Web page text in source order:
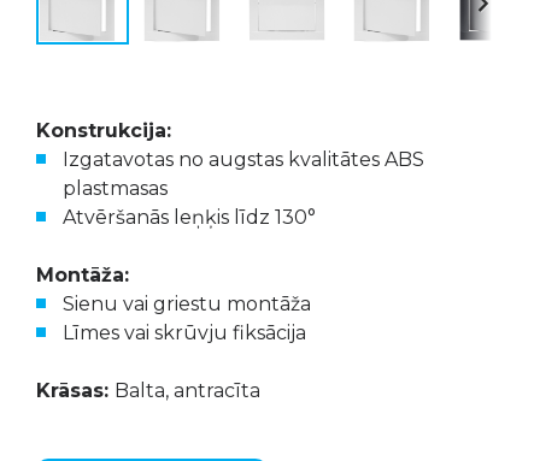
Konstrukcija:
Izgatavotas no augstas kvalitātes ABS
plastmasas
Atvēršanās leņķis līdz 130°
Montāža:
Sienu vai griestu montāža
Līmes vai skrūvju fiksācija
Krāsas: Balta, antracīta